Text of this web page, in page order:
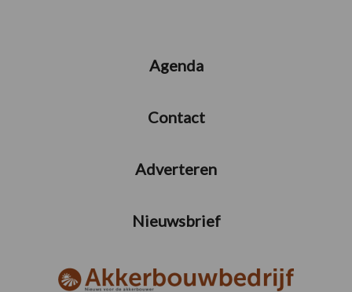
Agenda
Contact
Adverteren
Nieuwsbrief